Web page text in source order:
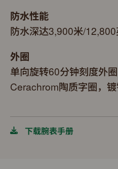
防水性能
防水深达3,900米/
外圈
单向旋转60分钟刻度外
Cerachrom陶质字圈，
下载腕表手册